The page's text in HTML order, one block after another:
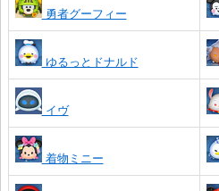
勇者グーフィー
ゆるっとドナルド
イヴ
着物ミニー